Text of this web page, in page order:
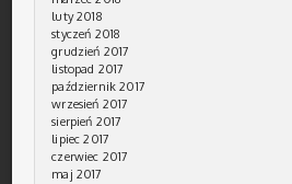
luty 2018
styczeń 2018
grudzień 2017
listopad 2017
październik 2017
wrzesień 2017
sierpień 2017
lipiec 2017
czerwiec 2017
maj 2017